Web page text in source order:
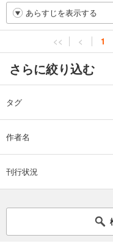
あらすじを表示する
<< < 1
さらに絞り込む
タグ
作者名
刊行状況